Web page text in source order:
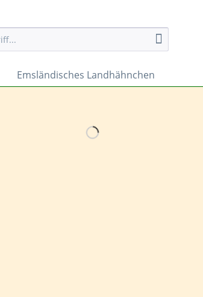
Emsländisches Landhähnchen